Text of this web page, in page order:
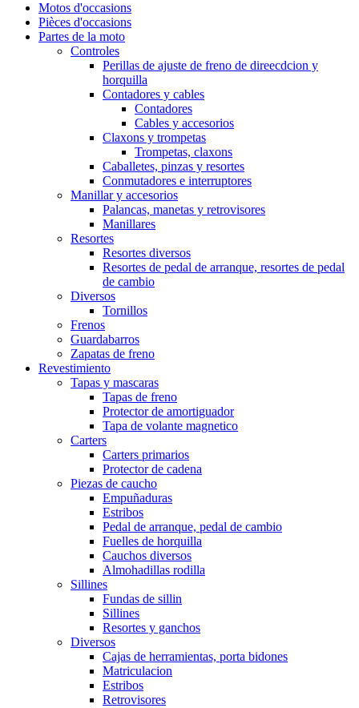
Motos d'occasions
Pièces d'occasions
Partes de la moto
Controles
Perillas de ajuste de freno de direecdcion y
horquilla
Contadores y cables
Contadores
Cables y accesorios
Claxons y trompetas
Trompetas, claxons
Caballetes, pinzas y resortes
Conmutadores e interruptores
Manillar y accesorios
Palancas, manetas y retrovisores
Manillares
Resortes
Resortes diversos
Resortes de pedal de arranque, resortes de pedal
de cambio
Diversos
Tornillos
Frenos
Guardabarros
Zapatas de freno
Revestimiento
Tapas y mascaras
Tapas de freno
Protector de amortiguador
Tapa de volante magnetico
Carters
Carters primarios
Protector de cadena
Piezas de caucho
Empuñaduras
Estribos
Pedal de arranque, pedal de cambio
Fuelles de horquilla
Cauchos diversos
Almohadillas rodilla
Sillines
Fundas de sillin
Sillines
Resortes y ganchos
Diversos
Cajas de herramientas, porta bidones
Matriculacion
Estribos
Retrovisores